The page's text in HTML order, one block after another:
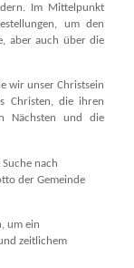
Im Mittelpunkt
um den
aber auch über die
wir unser Christsein
Christen, die ihren
Nächsten und die
nach
der Gemeinde
um ein
zeitlichem